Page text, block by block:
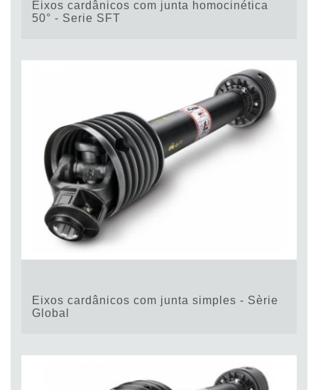
Eixos cardânicos com junta homocinética
50° - Serie SFT
Eixos cardânicos com junta simples - Sèrie
Global